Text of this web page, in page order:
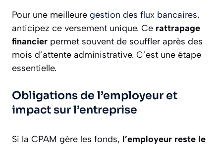
Pour une meilleure gestion des flux bancaires,
anticipez ce versement unique. Ce rattrapage
financier permet souvent de souffler après des
mois d’attente administrative. C’est une étape
essentielle.
Obligations de l’employeur et
impact sur l’entreprise
Si la CPAM gère les fonds, l’employeur reste le